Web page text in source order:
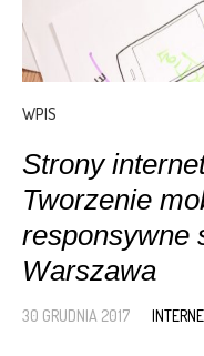
WPIS
Strony
Tworzenie
responsywne
Warszawa
30 GRUDNIA 2017